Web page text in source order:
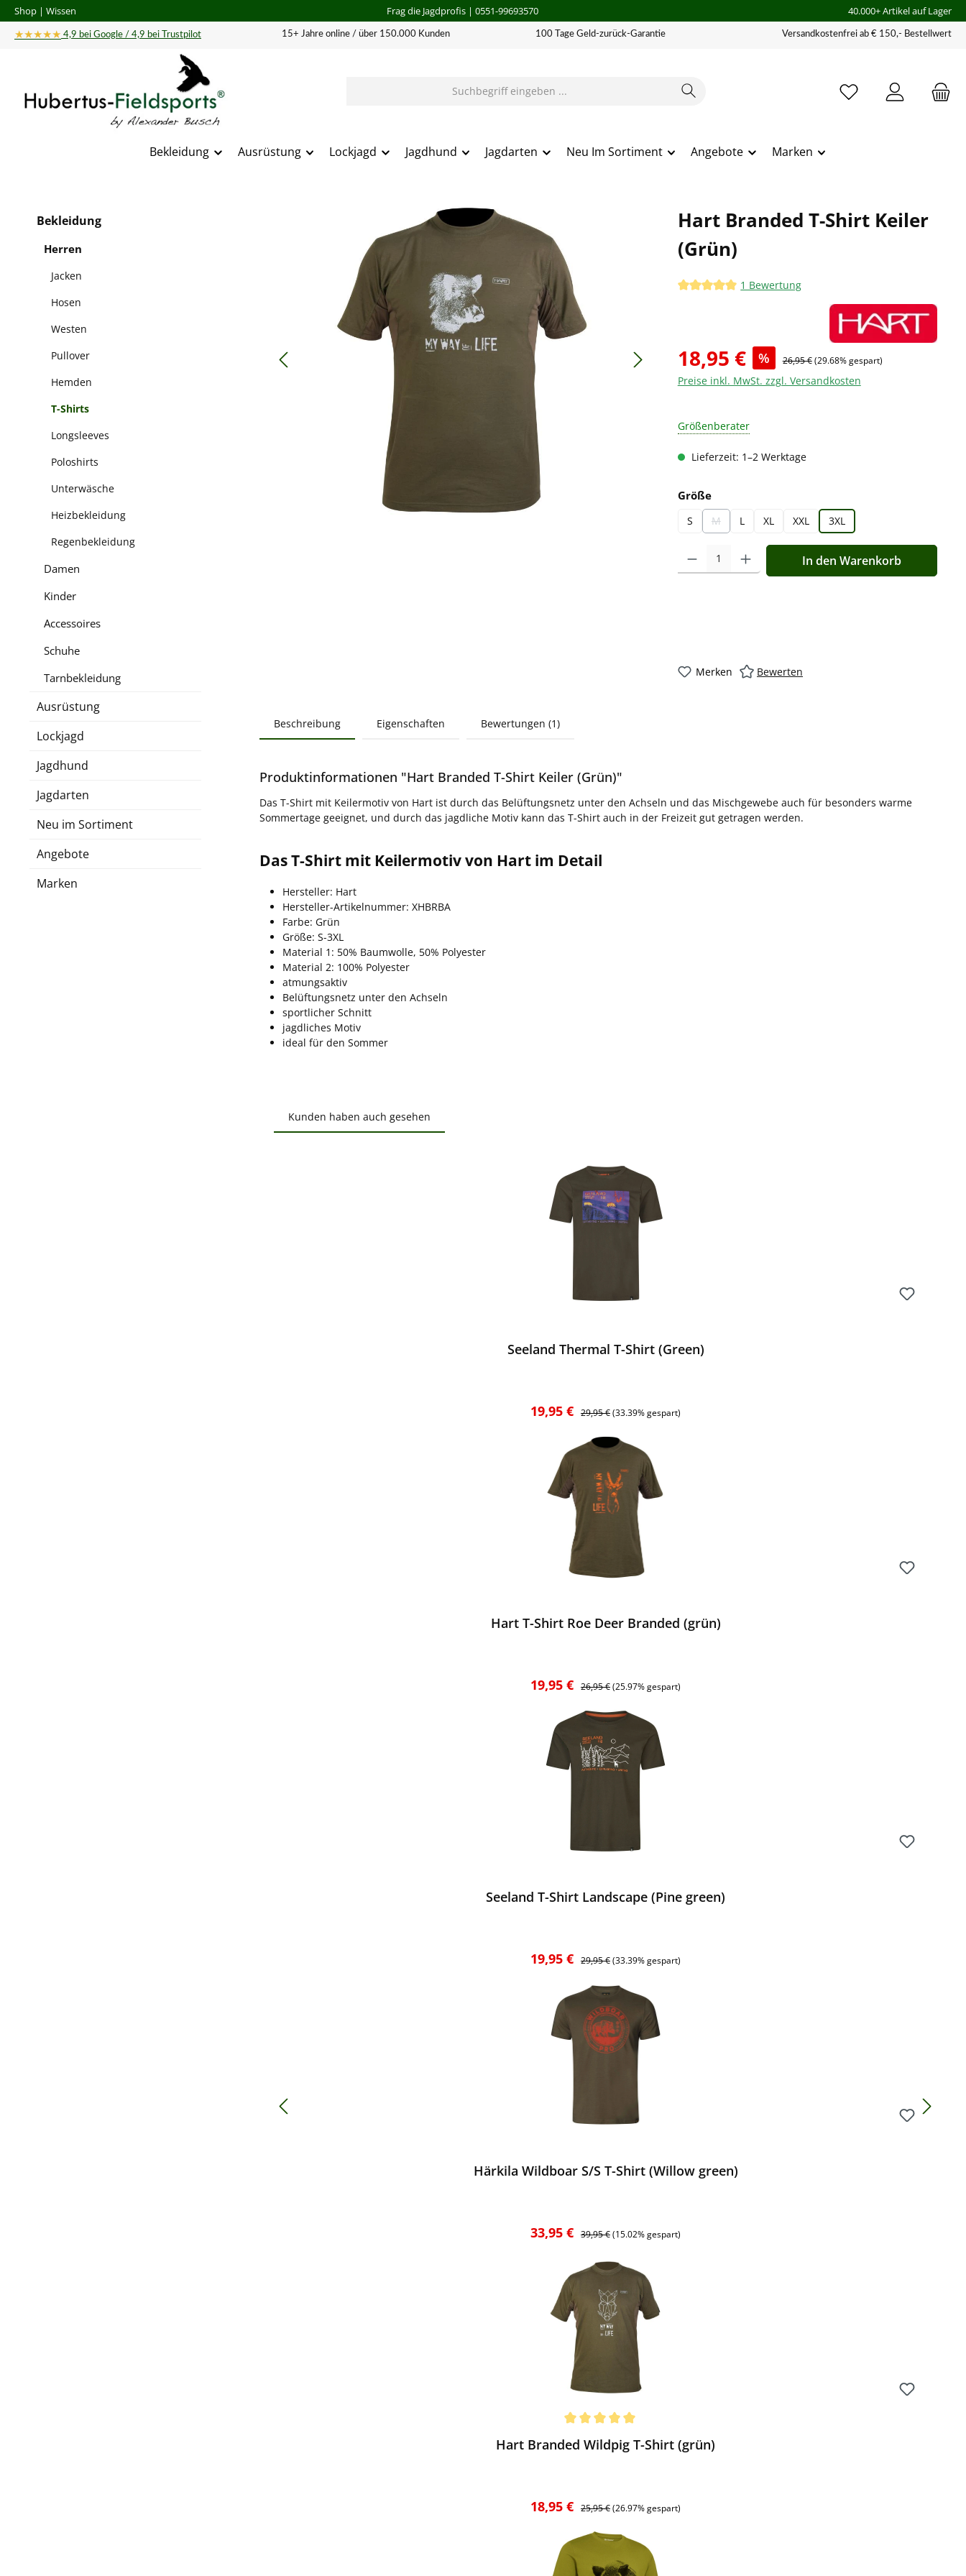
Hauptinhalt springen
Zur Suche springen
Zur Hauptnavigation springen
Shop | Wissen Frag die Jagdprofis| 0551-99693570 40.000+ Artikel auf Lager
★★★★★ 4,9 bei Google / 4,9 bei Trustpilot 15+ Jahre online / über 150.000 Kunden 100 Tage Geld-zurück-Garantie Versandkostenfrei ab € 150,- Bestellwert
Bekleidung Ausrüstung Lockjagd Jagdhund Jagdarten Neu Im Sortiment Angebote Marken
Bekleidung
Herren
Jacken
Hosen
Westen
Pullover
Hemden
T-Shirts
Longsleeves
Poloshirts
Unterwäsche
Heizbekleidung
Regenbekleidung
Damen
Kinder
Accessoires
Schuhe
Tarnbekleidung
Ausrüstung
Lockjagd
Jagdhund
Jagdarten
Neu im Sortiment
Angebote
Marken
Hart Branded T-Shirt Keiler
(Grün)
Durchschnittliche Bewertung von 5 von 5 Sternen
1 Bewertung
18,95 € % 26,95 €(29.68% gespart)
Preise inkl. MwSt. zzgl. Versandkosten
Größenberater
Lieferzeit: 1–2 Werktage
Größeauswählen
S M
(Diese Option ist zurzeit nicht verfügbar.)
L XL XXL 3XL
Produkt Anzahl: Gib den gewünschten Wert ein oder
In den Warenkorb
Merken Bewerten
Beschreibung Eigenschaften Bewertungen (1)
Produktinformationen "Hart Branded T-Shirt Keiler (Grün)"
Das T-Shirt mit Keilermotiv von Hart ist durch das Belüftungsnetz unter den Achseln und das Mischgewebe auch für besonders warme
Sommertage geeignet, und durch das jagdliche Motiv kann das T-Shirt auch in der Freizeit gut getragen werden.
Das T-Shirt mit Keilermotiv von Hart im Detail
Hersteller: Hart
Hersteller-Artikelnummer: XHBRBA
Farbe: Grün
Größe: S-3XL
Material 1: 50% Baumwolle, 50% Polyester
Material 2: 100% Polyester
atmungsaktiv
Belüftungsnetz unter den Achseln
sportlicher Schnitt
jagdliches Motiv
ideal für den Sommer
Kunden haben auch gesehen
Seeland Thermal T-Shirt (Green)
Verkaufspreis:
19,95 € Regulärer Preis:
29,95 €(33.39% gespart)
Hart T-Shirt Roe Deer Branded (grün)
Verkaufspreis:
19,95 € Regulärer Preis:
26,95 €(25.97% gespart)
Seeland T-Shirt Landscape (Pine green)
Verkaufspreis:
19,95 € Regulärer Preis:
29,95 €(33.39% gespart)
Härkila Wildboar S/S T-Shirt (Willow green)
Verkaufspreis:
33,95 € Regulärer Preis:
39,95 €(15.02% gespart)
Hart Branded Wildpig T-Shirt (grün)
Verkaufspreis:
18,95 € Regulärer Preis:
25,95 €(26.97% gespart)